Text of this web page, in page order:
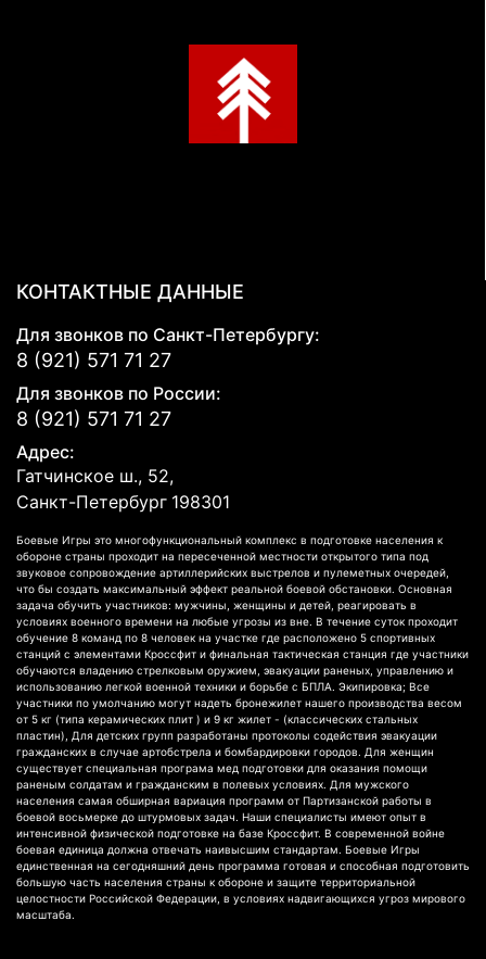
КОНТАКТНЫЕ ДАННЫЕ
Для звонков по Санкт-Петербургу:
8 (921) 571 71 27
Для звонков по России:
8 (921) 571 71 27
Адрес:
Гатчинское ш., 52,
Санкт-Петербург 198301
Боевые Игры это многофункциональный комплекс в подготовке населения к
обороне страны проходит на пересеченной местности открытого типа под
звуковое сопровождение артиллерийских выстрелов и пулеметных очередей,
что бы создать максимальный эффект реальной боевой обстановки. Основная
задача обучить участников: мужчины, женщины и детей, реагировать в
условиях военного времени на любые угрозы из вне. В течение суток проходит
обучение 8 команд по 8 человек на участке где расположено 5 спортивных
станций с элементами Кроссфит и финальная тактическая станция где участники
обучаются владению стрелковым оружием, эвакуации раненых, управлению и
использованию легкой военной техники и борьбе с БПЛА. Экипировка; Все
участники по умолчанию могут надеть бронежилет нашего производства весом
от 5 кг (типа керамических плит ) и 9 кг жилет - (классических стальных
пластин), Для детских групп разработаны протоколы содействия эвакуации
гражданских в случае артобстрела и бомбардировки городов. Для женщин
существует специальная програма мед подготовки для оказания помощи
раненым солдатам и гражданским в полевых условиях. Для мужского
населения самая обширная вариация программ от Партизанской работы в
боевой восьмерке до штурмовых задач. Наши специалисты имеют опыт в
интенсивной физической подготовке на базе Кроссфит. В современной войне
боевая единица должна отвечать наивысшим стандартам. Боевые Игры
единственная на сегодняшний день программа готовая и способная подготовить
большую часть населения страны к обороне и защите территориальной
целостности Российской Федерации, в условиях надвигающихся угроз мирового
масштаба.